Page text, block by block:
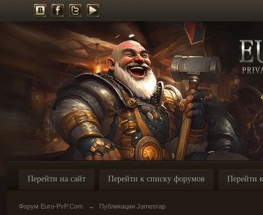
Перейти на сайт Перейти к списку форумов Перейти
Форум Euro-PvP.Com → Публикации Jamesrap